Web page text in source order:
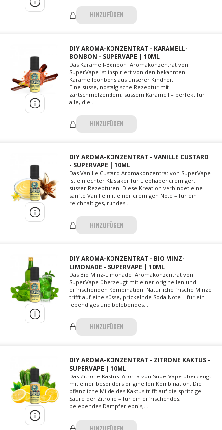
HINZUFÜGEN
DIY AROMA-KONZENTRAT - KARAMELL-
BONBON - SUPERVAPE | 10ML
Das Karamell-Bonbon Aromakonzentrat von
SuperVape ist inspiriert von den bekannten
Karamellbonbons aus unserer Kindheit.
Eine süsse, nostalgische Rezeptur mit
zartschmelzendem, süssem Karamell – perfekt für
alle, die...
HINZUFÜGEN
DIY AROMA-KONZENTRAT - VANILLE CUSTARD
- SUPERVAPE | 10ML
Das Vanille Custard Aromakonzentrat von SuperVape
ist ein echter Klassiker für Liebhaber cremiger,
süsser Rezepturen. Diese Kreation verbindet eine
sanfte Vanille mit einer cremigen Note – für ein
reichhaltiges, rundes...
HINZUFÜGEN
DIY AROMA-KONZENTRAT - BIO MINZ-
LIMONADE - SUPERVAPE | 10ML
Das Bio Minz-Limonade Aromakonzentrat von
SuperVape überzeugt mit einer originellen und
erfrischenden Kombination. Natürliche frische Minze
trifft auf eine süsse, prickelnde Soda-Note – für ein
lebendiges und belebendes...
HINZUFÜGEN
DIY AROMA-KONZENTRAT - ZITRONE KAKTUS -
SUPERVAPE | 10ML
Das Zitrone Kaktus Aroma von SuperVape überzeugt
mit einer besonders originellen Kombination. Die
pflanzliche Milde des Kaktus trifft auf die spritzige
Säure der Zitrone – für ein erfrischendes,
belebendes Dampferlebnis,...